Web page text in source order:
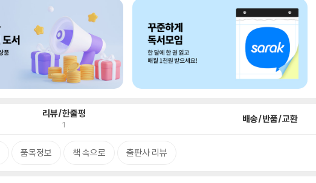
리뷰/한줄평
1 배송/반품/교환
품목정보 책 속으로 출판사 리뷰